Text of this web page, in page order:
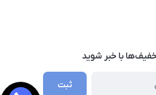
با‌ خبر شوید
ثبت